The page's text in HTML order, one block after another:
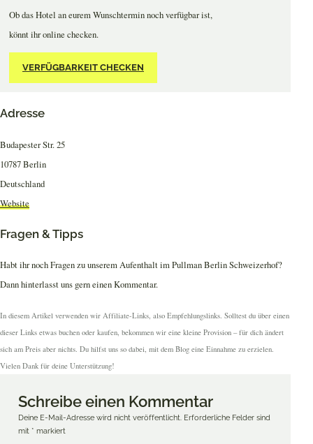
Ob das Hotel an eurem Wunschtermin noch verfügbar ist,
könnt ihr online checken.
VERFÜGBARKEIT CHECKEN
Adresse
Budapester Str. 25
10787 Berlin
Deutschland
Website
Fragen & Tipps
Habt ihr noch Fragen zu unserem Aufenthalt im Pullman Berlin Schweizerhof?
Dann hinterlasst uns gern einen Kommentar.
In diesem Artikel verwenden wir Affiliate-Links, also Empfehlungslinks. Solltest du über einen
dieser Links etwas buchen oder kaufen, bekommen wir eine kleine Provision – für dich ändert
sich am Preis aber nichts. Du hilfst uns so dabei, mit dem Blog eine Einnahme zu erzielen.
Vielen Dank für deine Unterstützung!
Schreibe einen Kommentar
Deine E-Mail-Adresse wird nicht veröffentlicht. Erforderliche Felder sind
mit * markiert